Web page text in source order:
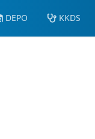
DEPO KKDS